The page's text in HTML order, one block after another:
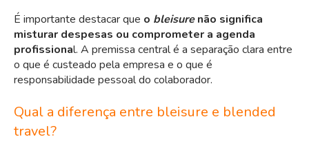
É importante destacar que o bleisurenão significa
misturar despesas ou comprometer a agenda
profissional. A premissa central é a separação clara entre
o que é custeado pela empresa e o que é
responsabilidade pessoal do colaborador.
Qual a diferença entre bleisure e blended
travel?